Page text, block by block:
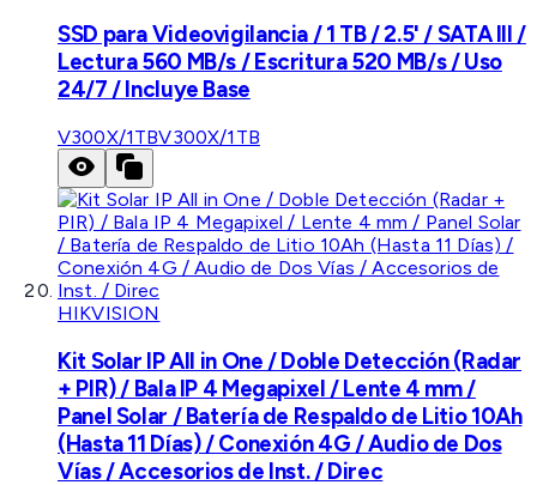
SSD para Videovigilancia / 1 TB / 2.5' / SATA III /
Lectura 560 MB/s / Escritura 520 MB/s / Uso
24/7 / Incluye Base
V300X/1TBV300X/1TB
HIKVISION
Kit Solar IP All in One / Doble Detección (Radar
+ PIR) / Bala IP 4 Megapixel / Lente 4 mm /
Panel Solar / Batería de Respaldo de Litio 10Ah
(Hasta 11 Días) / Conexión 4G / Audio de Dos
Vías / Accesorios de Inst. / Direc